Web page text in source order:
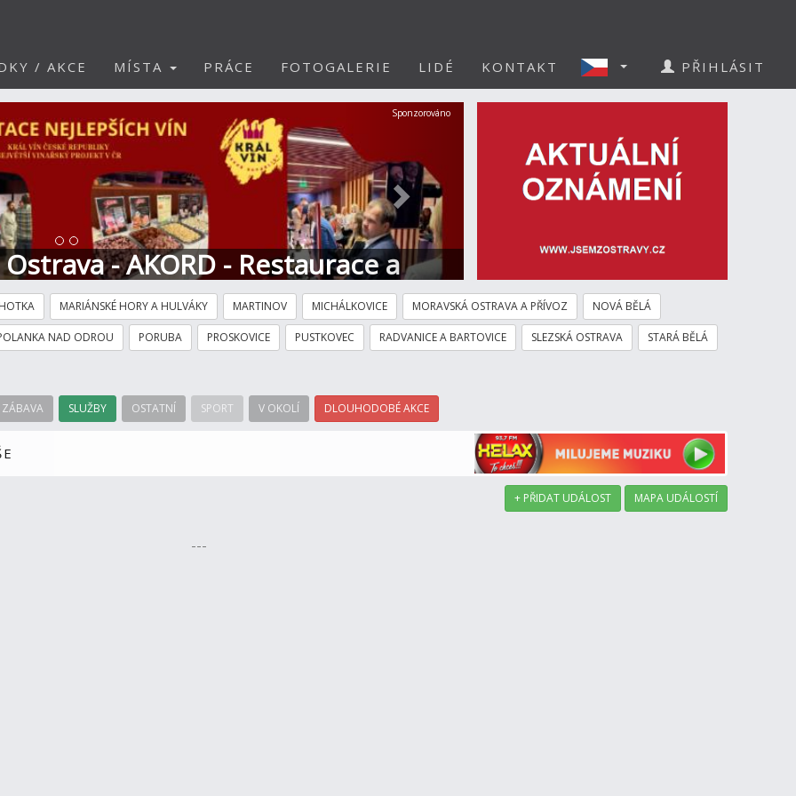
/ AKCE MÍSTA PRÁCE FOTOGALERIE LIDÉ KONTAKT PŘIHLÁSIT
- AKORD - Restaurace a
Další
Sponzorováno
MARIÁNSKÉ HORY A HULVÁKY MARTINOV MICHÁLKOVICE MORAVSKÁ OSTRAVA A PŘÍVOZ NOVÁ BĚLÁ
NAD ODROU PORUBA PROSKOVICE PUSTKOVEC RADVANICE A BARTOVICE SLEZSKÁ OSTRAVA STARÁ BĚLÁ
ZÁBAVA SLUŽBY OSTATNÍ SPORT V OKOLÍ DLOUHODOBÉ AKCE
+ PŘIDAT UDÁLOST MAPA UDÁLOSTÍ
---